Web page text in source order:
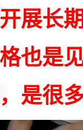
展长
也是
是很